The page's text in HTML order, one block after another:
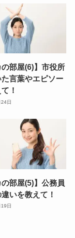
の部屋(6)】市役所
言葉やエピソー
！
日
の部屋(5)】公務員
いを教えて！
日